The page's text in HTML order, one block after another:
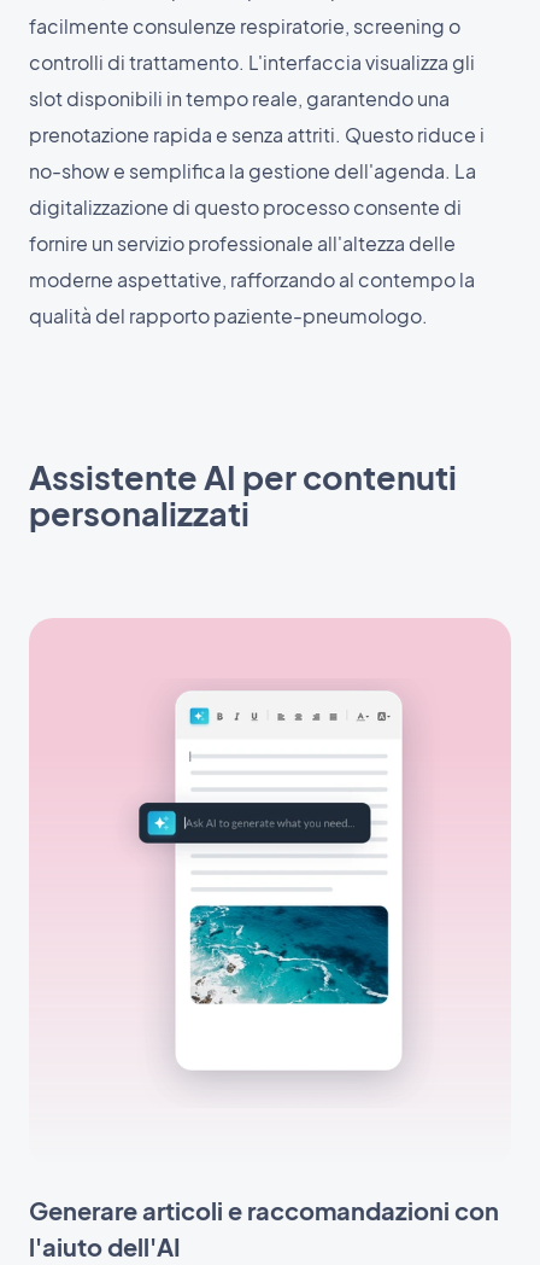
facilmente consulenze respiratorie, screening o
controlli di trattamento. L'interfaccia visualizza gli
slot disponibili in tempo reale, garantendo una
prenotazione rapida e senza attriti. Questo riduce i
no-show e semplifica la gestione dell'agenda. La
digitalizzazione di questo processo consente di
fornire un servizio professionale all'altezza delle
moderne aspettative, rafforzando al contempo la
qualità del rapporto paziente-pneumologo.
Assistente AI per contenuti
personalizzati
Generare articoli e raccomandazioni con
l'aiuto dell'AI